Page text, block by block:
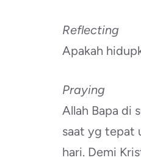
Reflecting
Apakah
Praying
Allah Bapa di
saat yg tepat
hari. Demi